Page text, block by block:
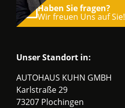
Haben Sie fragen?
Wir freuen Uns auf Sie!
Unser Standort in:
AUTOHAUS KUHN GMBH
Karlstraße 29
73207 Plochingen